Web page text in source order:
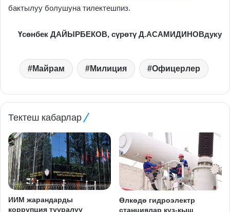
бактылуу болушуна тилектешпиз.
Үсөнбек ДАЙЫРБЕКОВ, сүрөтү Д.АСАМИДИНОВдуку
Майрам Милиция Офицерлер
Тектеш кабарлар
ИИМ жарандарды
коррупция тууралуу
Өлкөдө гидроэлектр
станциялар күз-кыш